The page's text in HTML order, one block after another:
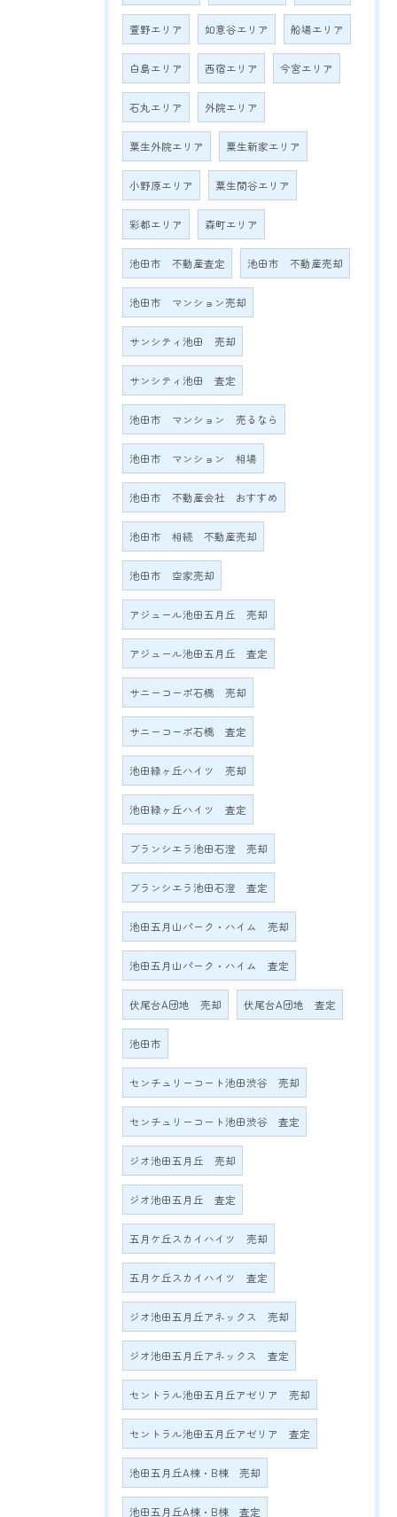
萱野エリア 如意谷エリア 船場エリア
白島エリア 西宿エリア 今宮エリア
石丸エリア 外院エリア
粟生外院エリア 粟生新家エリア
小野原エリア 粟生間谷エリア
彩都エリア 森町エリア
池田市 不動産査定 池田市 不動産売却
池田市 マンション売却
サンシティ池田 売却
サンシティ池田 査定
池田市 マンション 売るなら
池田市 マンション 相場
池田市 不動産会社 おすすめ
池田市 相続 不動産売却
池田市 空家売却
アジュール池田五月丘 売却
アジュール池田五月丘 査定
サニーコーポ石橋 売却
サニーコーポ石橋 査定
池田緑ヶ丘ハイツ 売却
池田緑ヶ丘ハイツ 査定
ブランシエラ池田石澄 売却
ブランシエラ池田石澄 査定
池田五月山パーク・ハイム 売却
池田五月山パーク・ハイム 査定
伏尾台A団地 売却 伏尾台A団地 査定
池田市
センチュリーコート池田渋谷 売却
センチュリーコート池田渋谷 査定
ジオ池田五月丘 売却
ジオ池田五月丘 査定
五月ケ丘スカイハイツ 売却
五月ケ丘スカイハイツ 査定
ジオ池田五月丘アネックス 売却
ジオ池田五月丘アネックス 査定
セントラル池田五月丘アゼリア 売却
セントラル池田五月丘アゼリア 査定
池田五月丘A棟・B棟 売却
池田五月丘A棟・B棟 査定